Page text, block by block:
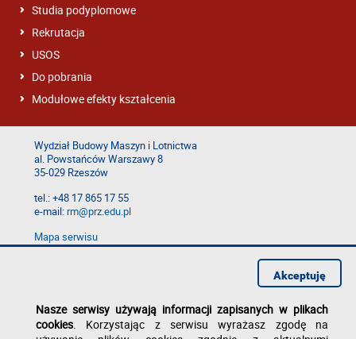
Studia podyplomowe
Rekrutacja
USOS
Do pobrania
Modułowe efekty kształcenia
Wydział Budowy Maszyn i Lotnictwa
al. Powstańców Warszawy 8
35-029 Rzeszów
tel.: +48 17 865 17 55
e-mail:rm@prz.edu.pl
Mapa serwisu
Deklaracja dostępności
Nasze serwisy używają informacji zapisanych w plikach
cookies. Korzystając z serwisu wyrażasz zgodę na
Akceptuję